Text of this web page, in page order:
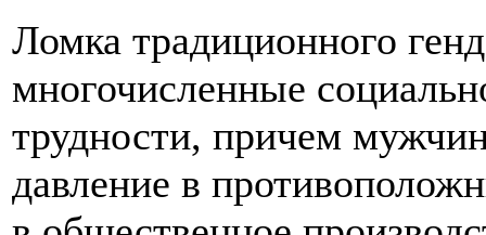
Ломка традиционного
многочисленные
трудности, причем
давление в